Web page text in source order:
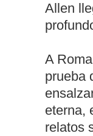
Allen
A
prueba
eterna,
relatos